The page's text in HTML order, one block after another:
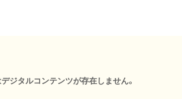
ジタルコンテンツが存在しません。